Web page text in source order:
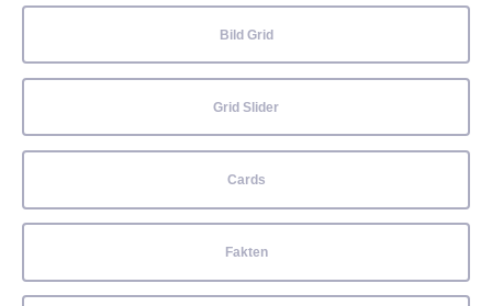
Bild Grid
Grid Slider
Cards
Fakten